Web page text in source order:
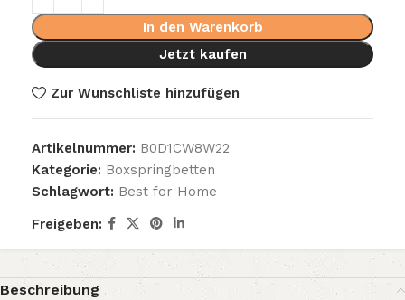
In den Warenkorb
Jetzt kaufen
Zur Wunschliste hinzufügen
Artikelnummer: B0D1CW8W22
Kategorie: Boxspringbetten
Schlagwort: Best for Home
Freigeben:
Beschreibung